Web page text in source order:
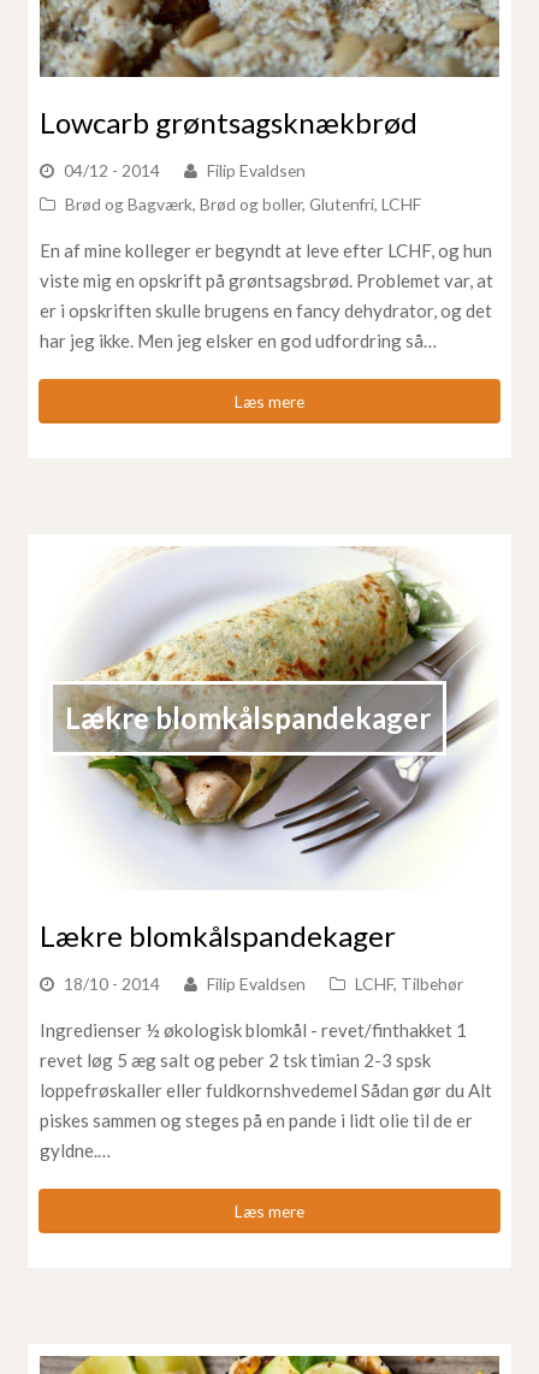
Lowcarb grøntsagsknækbrød
04/12 - 2014
Filip Evaldsen
Brød og Bagværk,Brød og boller,Glutenfri,LCHF
En af mine kolleger er begyndt at leve efter LCHF, og hun
viste mig en opskrift på grøntsagsbrød. Problemet var, at
er i opskriften skulle brugens en fancy dehydrator, og det
har jeg ikke. Men jeg elsker en god udfordring så…
Læs mere
Lækre blomkålspandekager
Lækre blomkålspandekager
18/10 - 2014 Filip Evaldsen LCHF, Tilbehør
Ingredienser ½ økologisk blomkål - revet/finthakket 1
revet løg 5 æg salt og peber 2 tsk timian 2-3 spsk
loppefrøskaller eller fuldkornshvedemel Sådan gør du Alt
piskes sammen og steges på en pande i lidt olie til de er
gyldne.…
Læs mere